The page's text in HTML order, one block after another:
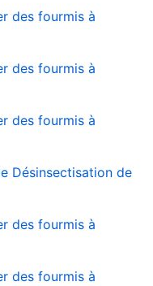
des fourmis à
des fourmis à
des fourmis à
Désinsectisation de
des fourmis à
des fourmis à